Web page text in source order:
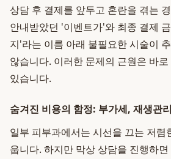
상담 후 결제를 앞두고 혼란을 겪는
안내받았던 '이벤트가'와 최종 결제
지'라는 이름 아래 불필요한 시술이
않습니다. 이러한 문제의 근원은 바
있습니다.
숨겨진 비용의 함정: 부가세, 재생관
일부 피부과에서는 시선을 끄는 저렴
웁니다. 하지만 막상 상담을 진행하